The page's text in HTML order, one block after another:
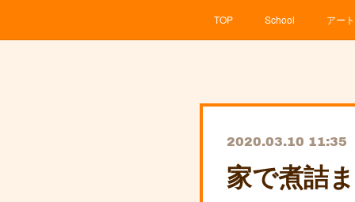
TOP School アー
2020.03.10 11:35
家で煮詰